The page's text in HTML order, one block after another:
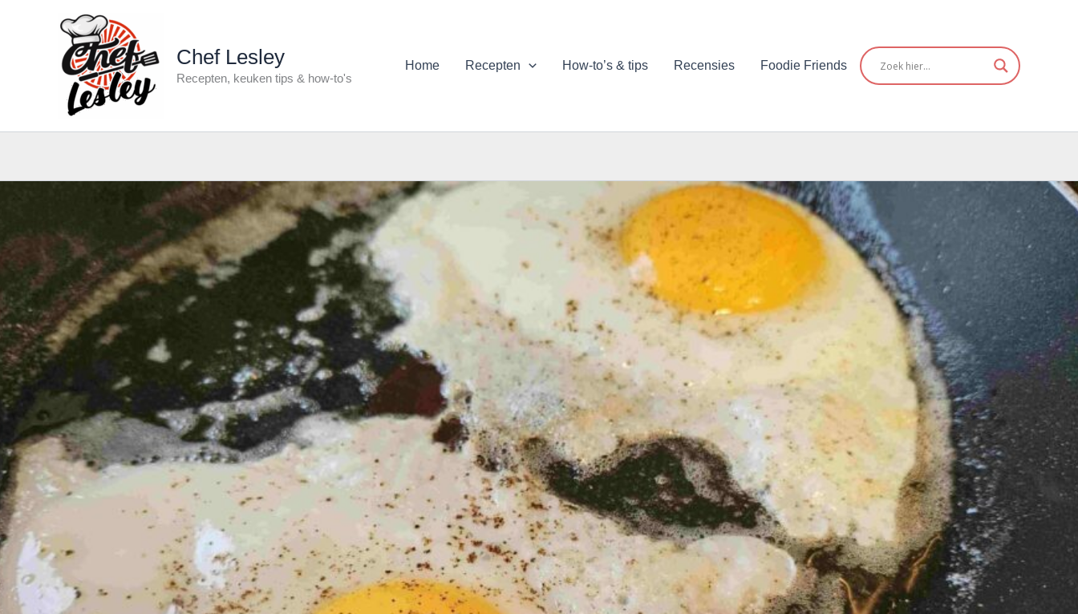
Chef Lesley
Recepten, keuken tips & how-to's
Home Recepten How-to’s & tips Recensies Foodie Friends